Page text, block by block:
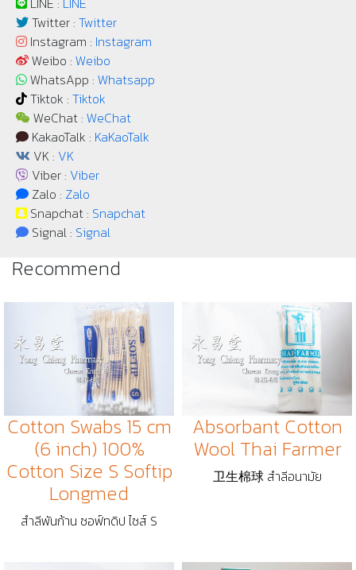
Twitter : Twitter
Instagram : Instagram
Weibo : Weibo
WhatsApp : Whatsapp
Tiktok : Tiktok
WeChat : WeChat
KakaoTalk : KaKaoTalk
VK : VK
Viber : Viber
Zalo : Zalo
Snapchat : Snapchat
Signal : Signal
Recommend
Cotton Swabs 15 cm
(6 inch) 100%
Cotton Size S Softip
Longmed
สำลีพันก้าน ซอฟ์ทดิป ไซส์ S
Absorbant Cotton
Wool Thai Farmer
卫生棉球 สำลีอนามัย